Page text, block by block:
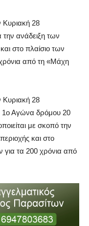
Κυριακή 28
ανάδειξη των
στο πλαίσιο των
από τη «Μάχη
Κυριακή 28
1ο Αγώνα δρόμου 20
με σκοπό την
και στο
για τα 200 χρόνια από